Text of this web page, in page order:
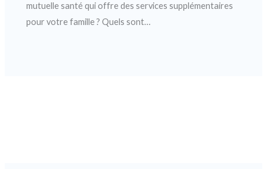
mutuelle santé qui offre des services supplémentaires
pour votre famille ? Quels sont…